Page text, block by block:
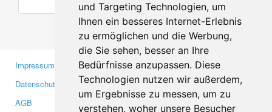
und Targeting Technologien, um
Ihnen ein besseres Internet-Erlebnis
zu ermöglichen und die Werbung,
die Sie sehen, besser an Ihre
Bedürfnisse anzupassen. Diese
Technologien nutzen wir außerdem,
um Ergebnisse zu messen, um zu
verstehen, woher unsere Besucher
Impressum
Datenschutzerklärung
AGB
Gewerbetreibende
Investoren